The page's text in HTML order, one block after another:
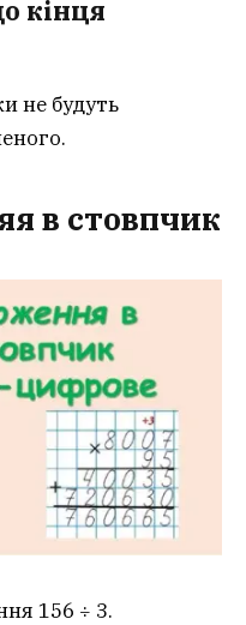
кінця
не будуть
я в стовпчик
156 ÷ 3.